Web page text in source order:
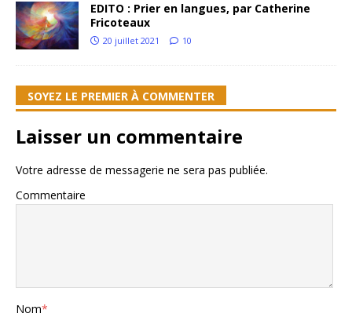
EDITO : Prier en langues, par Catherine
Fricoteaux
20 juillet 2021 10
SOYEZ LE PREMIER À COMMENTER
Laisser un commentaire
Votre adresse de messagerie ne sera pas publiée.
Commentaire
Nom*